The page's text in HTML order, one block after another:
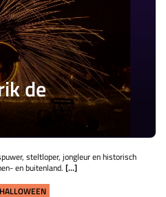
de
steltloper, jongleur en historisch
en buitenland. [...]
HALLOWEEN